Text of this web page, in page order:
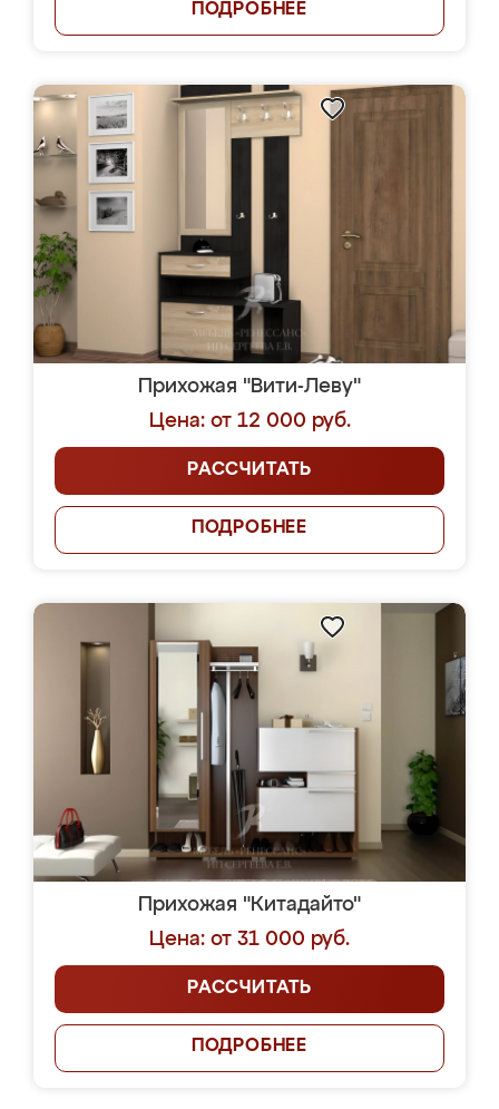
ПОДРОБНЕЕ
Прихожая "Вити-Леву"
Цена: от 12 000 руб.
РАССЧИТАТЬ
ПОДРОБНЕЕ
Прихожая "Китадайто"
Цена: от 31 000 руб.
РАССЧИТАТЬ
ПОДРОБНЕЕ